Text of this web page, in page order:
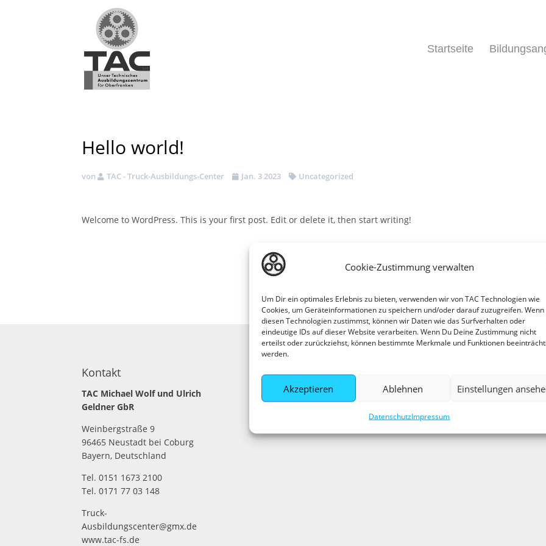
Cookie-Zustimmung verwalten
Um Dir ein optimales Erlebnis zu bieten, verwenden wir von TAC Technologien wie
Cookies, um Geräteinformationen zu speichern und/oder darauf zuzugreifen. Wenn
diesen Technologien zustimmst, können wir Daten wie das Surfverhalten oder
eindeutige IDs auf dieser Website verarbeiten. Wenn Du Deine Zustimmung nicht
erteilst oder zurückziehst, können bestimmte Merkmale und Funktionen
werden.
Akzeptieren Ablehnen Einstellungen
DatenschutzImpressum
Startseite
Hello world!
von TAC - Truck-Ausbildungs-Center Jan. 3 2023 Uncategorized
Welcome to WordPress. This is your first post. Edit or delete it, then start writing!
Kontakt
TAC Michael Wolf und Ulrich
Geldner GbR
Weinbergstraße 9
96465 Neustadt bei Coburg
Bayern, Deutschland
Tel. 0151 1673 2100
Tel. 0171 77 03 148
Truck-
Ausbildungscenter@gmx.de
www.tac-fs.de